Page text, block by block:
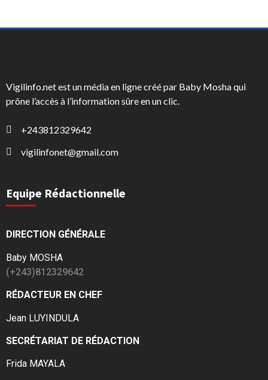
Vigilinfo.net est un média en ligne créé par Baby Mosha qui
prône l’accès à l’information sûre en un clic.
+243812329642
vigilinfonet@gmail.com
Equipe Rédactionnelle
DIRECTION GÉNÉRALE
Baby MOSHA
(+243)812329642
RÉDACTEUR EN CHEF
Jean LUYINDULA
SECRÉTARIAT DE RÉDACTION
Frida MAYALA